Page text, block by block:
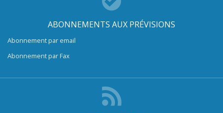
ABONNEMENTS AUX PRÉVISIONS
Abonnement par email
Abonnement par Fax